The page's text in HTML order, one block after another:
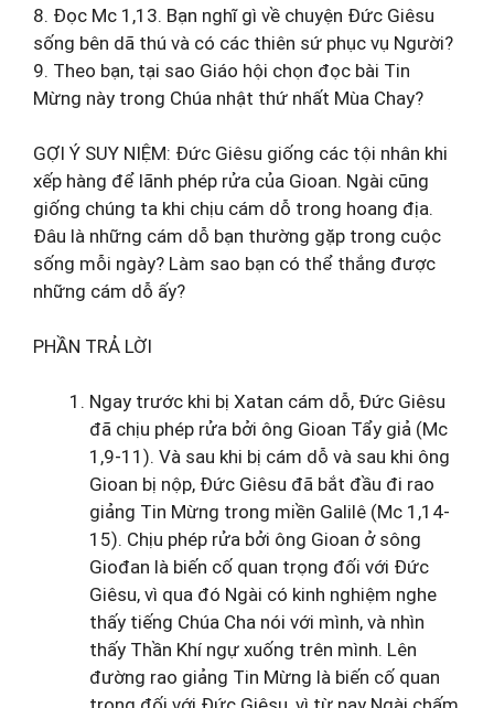
8. Đọc Mc 1,13. Bạn nghĩ gì về chuyện Đức Giêsu
sống bên dã thú và có các thiên sứ phục vụ Người?
9. Theo bạn, tại sao Giáo hội chọn đọc bài Tin
Mừng này trong Chúa nhật thứ nhất Mùa Chay?
GỢI Ý SUY NIỆM: Đức Giêsu giống các tội nhân khi
xếp hàng để lãnh phép rửa của Gioan. Ngài cũng
giống chúng ta khi chịu cám dỗ trong hoang địa.
Đâu là những cám dỗ bạn thường gặp trong cuộc
sống mỗi ngày? Làm sao bạn có thể thắng được
những cám dỗ ấy?
PHẦN TRẢ LỜI
Ngay trước khi bị Xatan cám dỗ, Đức Giêsu
đã chịu phép rửa bởi ông Gioan Tẩy giả (Mc
1,9-11). Và sau khi bị cám dỗ và sau khi ông
Gioan bị nộp, Đức Giêsu đã bắt đầu đi rao
giảng Tin Mừng trong miền Galilê (Mc 1,14-
15). Chịu phép rửa bởi ông Gioan ở sông
Giođan là biến cố quan trọng đối với Đức
Giêsu, vì qua đó Ngài có kinh nghiệm nghe
thấy tiếng Chúa Cha nói với mình, và nhìn
thấy Thần Khí ngự xuống trên mình. Lên
đường rao giảng Tin Mừng là biến cố quan